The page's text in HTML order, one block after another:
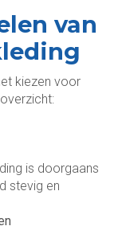
van
kiezen voor
is doorgaans
stevig en